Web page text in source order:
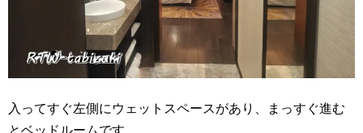
入ってすぐ左側にウェットスペースがあり、まっすぐ進む
とベッドルームです。